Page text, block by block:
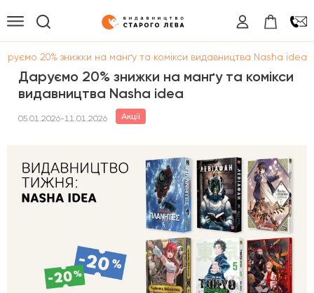
20% знижки на манґу та комікси видавництва Nasha idea
Даруємо 20% знижки на манґу та комікси
видавництва Nasha idea
05.01.2026-11.01.2026 Акції